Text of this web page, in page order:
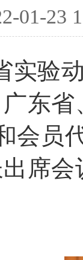
01-23
实验
东
会员
席